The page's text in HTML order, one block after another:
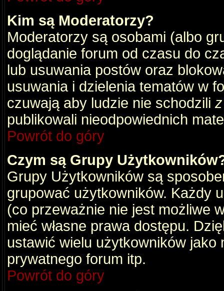
Kim są Moderatorzy?
Moderatorzy są osobami (albo
doglądanie forum od czasu do
lub usuwania postów oraz
usuwania i dzielenia tematów w
czuwają aby ludzie nie schodzili
publikowali nieodpowiednich
Powrót do góry
Czym są Grupy
Grupy Użytkowników są
grupować użytkowników. Każdy
(co przeważnie nie jest możliwe
mieć własne prawa dostępu.
ustawić wielu użytkowników
prywatnego forum itp.
Powrót do góry